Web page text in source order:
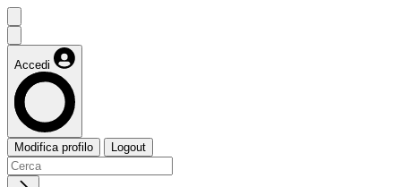
Accedi
Modifica profilo Logout